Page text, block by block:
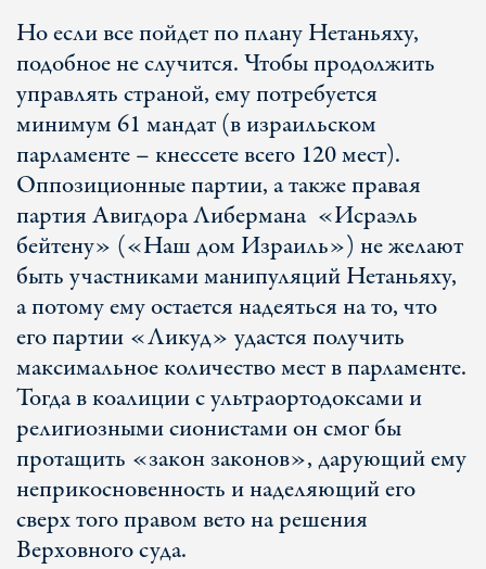
Но если все пойдет по плану Нетаньяху,
подобное не случится. Чтобы продолжить
управлять страной, ему потребуется
минимум 61 мандат (в израильском
парламенте – кнессете всего 120 мест).
Оппозиционные партии, а также правая
партия Авигдора Либермана «Исраэль
бейтену» («Наш дом Израиль») не желают
быть участниками манипуляций Нетаньяху,
а потому ему остается надеяться на то, что
его партии «Ликуд» удастся получить
максимальное количество мест в парламенте.
Тогда в коалиции с ультраортодоксами и
религиозными сионистами он смог бы
протащить «закон законов», дарующий ему
неприкосновенность и наделяющий его
сверх того правом вето на решения
Верховного суда.